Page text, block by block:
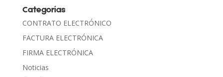
Categorías
CONTRATO ELECTRÓNICO
FACTURA ELECTRÓNICA
FIRMA ELECTRÓNICA
Noticias